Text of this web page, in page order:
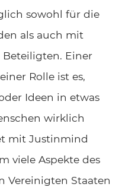
sowohl für die
als auch mit
Einer
Rolle ist es,
Ideen in etwas
wirklich
mit Justinmind
viele Aspekte des
Vereinigten Staaten